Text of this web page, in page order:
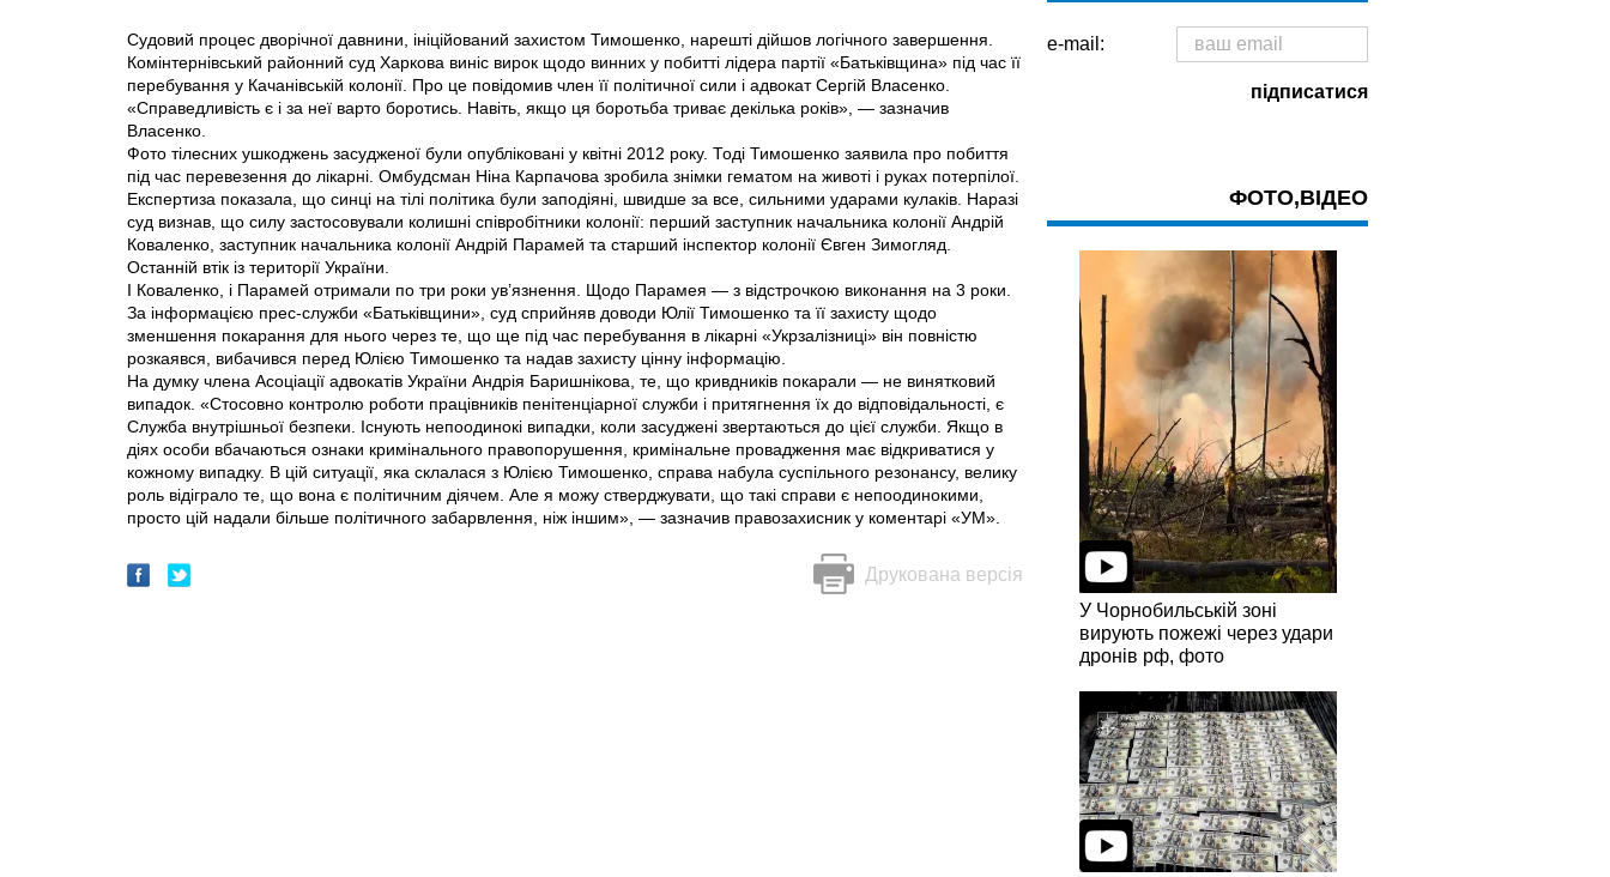
Судовий процес дворічної давнини, ініційований захистом Тимошенко, нарешті дійшов логічного завершення.
Комінтернівський районний суд Харкова виніс вирок щодо винних у побитті лідера партії «Батьківщина» під час її
перебування у Качанівській колонії. Про це повідомив член її політичної сили і адвокат Сергій Власенко.
«Справедливість є і за неї варто боротись. Навіть, якщо ця боротьба триває декілька років», — зазначив
Власенко.
Фото тілесних ушкоджень засудженої були опубліковані у квітні 2012 року. Тоді Тимошенко заявила про побиття
під час перевезення до лікарні. Омбудсман Ніна Карпачова зробила знімки гематом на животі і руках потерпілої.
Експертиза показала, що синці на тілі політика були заподіяні, швидше за все, сильними ударами кулаків. Наразі
суд визнав, що силу застосовували колишні співробітники колонії: перший заступник начальника колонії Андрій
Коваленко, заступник начальника колонії Андрій Парамей та старший інспектор колонії Євген Зимогляд.
Останній втік із території України.
І Коваленко, і Парамей отримали по три роки ув’язнення. Щодо Парамея — з відстрочкою виконання на 3 роки.
За інформацією прес-служби «Батьківщини», суд сприйняв доводи Юлії Тимошенко та її захисту щодо
зменшення покарання для нього через те, що ще під час перебування в лікарні «Укрзалізниці» він повністю
розкаявся, вибачився перед Юлією Тимошенко та надав захисту цінну інформацію.
На думку члена Асоціації адвокатів України Андрія Баришнікова, те, що кривдників покарали — не винятковий
випадок. «Стосовно контролю роботи працівників пенітенціарної служби і притягнення їх до відповідальності, є
Служба внутрішньої безпеки. Існують непоодинокі випадки, коли засуджені звертаються до цієї служби. Якщо в
діях особи вбачаються ознаки кримінального правопорушення, кримінальне провадження має відкриватися у
кожному випадку. В цій ситуації, яка склалася з Юлією Тимошенко, справа набула суспільного резонансу, велику
роль відіграло те, що вона є політичним діячем. Але я можу стверджувати, що такі справи є непоодинокими,
просто цій надали більше політичного забарвлення, ніж іншим», — зазначив правозахисник у коментарі «УМ».
Друкована версія
e-mail:
ФОТО,ВІДЕО
У Чорнобильській зоні
вирують пожежі через удари
дронів рф, фото